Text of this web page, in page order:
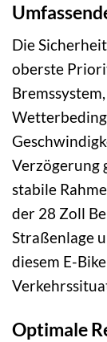
Die
oberste
Verzögerung
stabile
der 28 Zoll
Straßenlage
diesem E-
Optimale